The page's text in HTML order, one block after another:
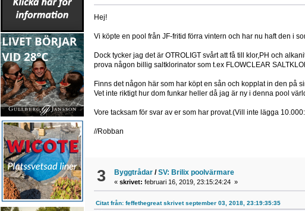
Hej!
Vi köpte en pool från JF-fritid förra vintern och har nu haft den i
Dock tycker jag det är OTROLIGT svårt att få till klor,PH och
prova någon billig saltklorinator som t.ex FLOWCLEAR
Finns det någon här som har köpt en sån och kopplat in den på
Vet inte riktigt hur dom funkar heller då jag är ny i denna pool
Vore tacksam för svar av er som har provat.(Vill inte lägga
//Robban
3 Byggtrådar /SV: Brilix poolvärmare
«skrivet: februari 16, 2019, 23:15:24:24 »
Citat från: feffethegreat skrivet september 03, 2018, 23:19:35:35